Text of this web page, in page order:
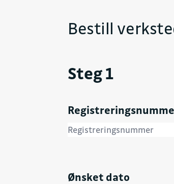
Bestill
Steg 1
Ønsket dato